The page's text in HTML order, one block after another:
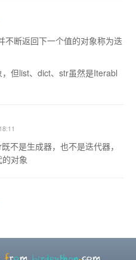
不断返回下一个值的对象称为迭
但list、dict、str虽然是Iterabl
不是生成器，也不是迭代器，
对象